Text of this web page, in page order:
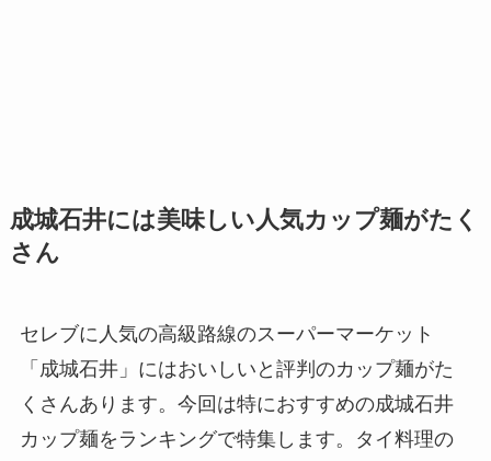
成城石井には美味しい人気カップ麺がたく
さん
セレブに人気の高級路線のスーパーマーケット
「成城石井」にはおいしいと評判のカップ麺がた
くさんあります。今回は特におすすめの成城石井
カップ麺をランキングで特集します。タイ料理の